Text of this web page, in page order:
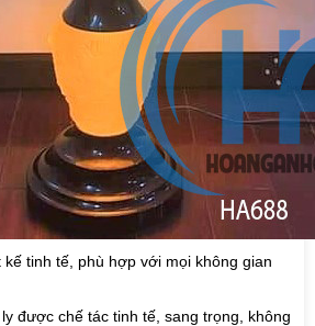
tinh tế, phù hợp với mọi không gian
được chế tác tinh tế, sang trọng, không